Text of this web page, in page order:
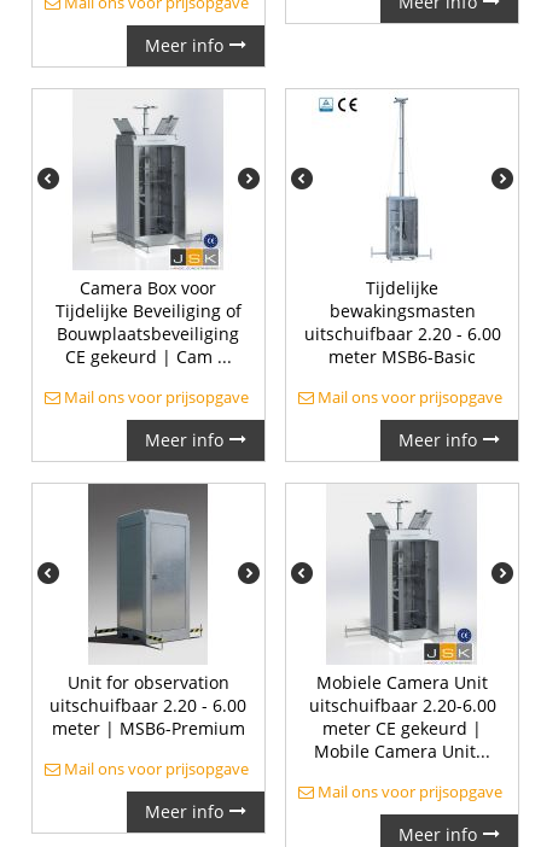
Meer info
Camera Box voor
Tijdelijke Beveiliging of
Bouwplaatsbeveiliging
CE gekeurd | Cam ...
Mail ons voor prijsopgave
Meer info
Tijdelijke
bewakingsmasten
uitschuifbaar 2.20 - 6.00
meter MSB6-Basic
Mail ons voor prijsopgave
Meer info
Unit for observation
uitschuifbaar 2.20 - 6.00
meter | MSB6-Premium
Mail ons voor prijsopgave
Meer info
Mobiele Camera Unit
uitschuifbaar 2.20-6.00
meter CE gekeurd |
Mobile Camera Unit...
Mail ons voor prijsopgave
Meer info